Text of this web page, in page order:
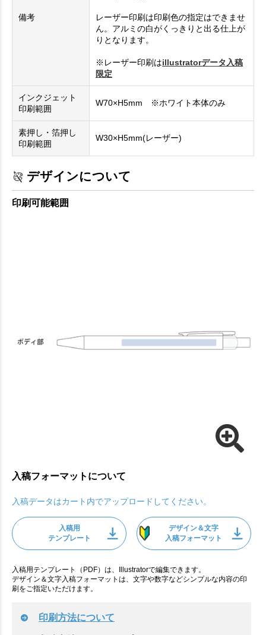
備考
レーザー印刷は印刷色の指定はできませ
ん。アルミの白がくっきりと出る仕上が
りとなります。
※レーザー印刷はillustratorデータ入稿
限定
インクジェット
印刷範囲
W70×H5mm ※ホワイト本体のみ
素押し・箔押し
印刷範囲
W30×H5mm(レーザー)
デザインについて
印刷可能範囲
入稿フォーマットについて
入稿データはカート内でアップロードしてください。
入稿用
テンプレート
デザイン＆文字
入稿フォーマット
入稿用テンプレート（PDF）は、Illustratorで編集できます。
デザイン＆文字入稿フォーマットは、文字や数字などシンプルな内容の印
刷をご指定いただけます。
印刷方法について